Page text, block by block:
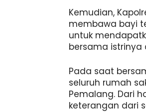
Kemudian,
membawa bayi
untuk
bersama istrinya
Pada saat
seluruh rumah
Pemalang. Dari
keterangan dari